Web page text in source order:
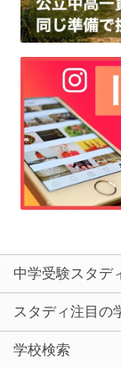
中学受験スタデ
スタディ注目の
学校検索